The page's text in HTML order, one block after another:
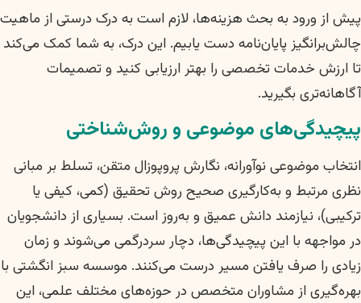
پیش از ورود به بحث هزینه‌ها، لازم است به درک درستی از ماهیت
چالش‌برانگیز پایان‌نامه دست یابیم. این درک، به شما کمک می‌کند
تا ارزش خدمات تخصصی را بهتر ارزیابی کنید و تصمیمات
آگاهانه‌تری بگیرید.
پیچیدگی‌های موضوعی و روش‌شناختی
انتخاب موضوعی نوآورانه، نگارش پروپوزال متقن، تسلط بر مبانی
نظری مرتبط و به‌کارگیری صحیح روش تحقیق (کمی، کیفی یا
ترکیبی)، نیازمند دانش عمیق و به‌روز است. بسیاری از دانشجویان
در مواجهه با این پیچیدگی‌ها، دچار سردرگمی می‌شوند و زمان
زیادی را صرف یافتن مسیر درست می‌کنند. موسسه سبز انگشتی با
بهره‌گیری از مشاوران متخصص در حوزه‌های مختلف علمی، این